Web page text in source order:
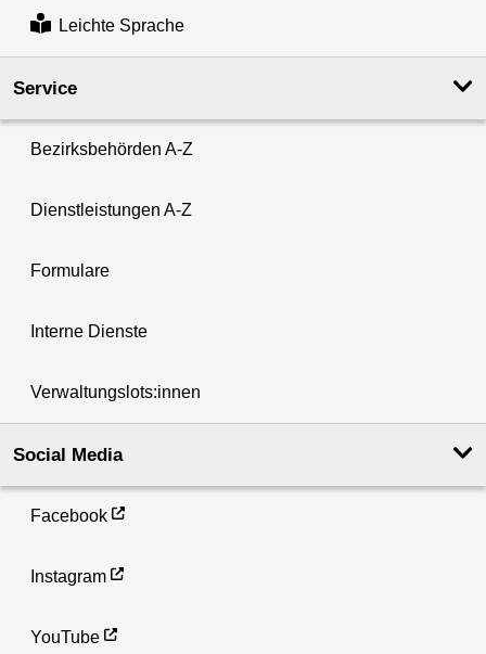
Leichte Sprache
Service
Bezirksbehörden A-Z
Dienstleistungen A-Z
Formulare
Interne Dienste
Verwaltungslots:innen
Social Media
Facebook
Instagram
YouTube